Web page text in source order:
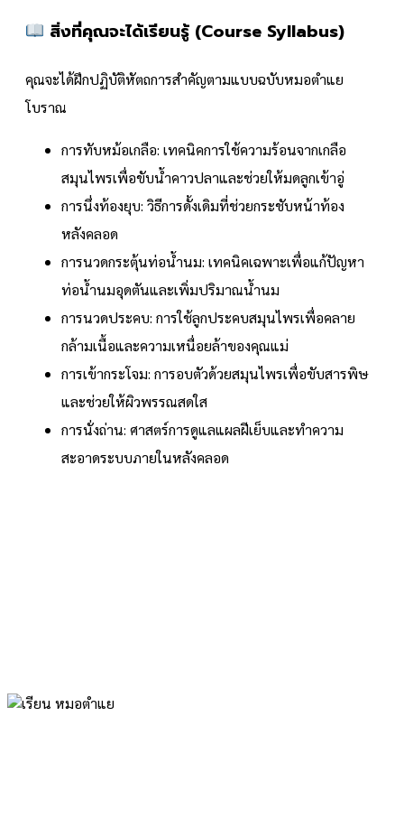
สิ่งที่คุณจะได้เรียนรู้ (Course Syllabus)
คุณจะได้ฝึกปฏิบัติหัตถการสำคัญตามแบบฉบับหมอตำแย
โบราณ
การทับหม้อเกลือ: เทคนิคการใช้ความร้อนจากเกลือ
สมุนไพรเพื่อขับน้ำคาวปลาและช่วยให้มดลูกเข้าอู่
การนึ่งท้องยุบ: วิธีการดั้งเดิมที่ช่วยกระชับหน้าท้อง
หลังคลอด
การนวดกระตุ้นท่อน้ำนม: เทคนิคเฉพาะเพื่อแก้ปัญหา
ท่อน้ำนมอุดตันและเพิ่มปริมาณน้ำนม
การนวดประคบ: การใช้ลูกประคบสมุนไพรเพื่อคลาย
กล้ามเนื้อและความเหนื่อยล้าของคุณแม่
การเข้ากระโจม: การอบตัวด้วยสมุนไพรเพื่อขับสารพิษ
และช่วยให้ผิวพรรณสดใส
การนั่งถ่าน: ศาสตร์การดูแลแผลฝีเย็บและทำความ
สะอาดระบบภายในหลังคลอด